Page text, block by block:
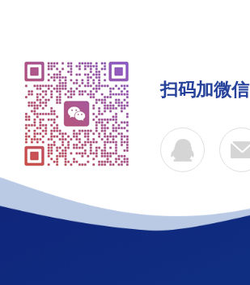
扫码加微信